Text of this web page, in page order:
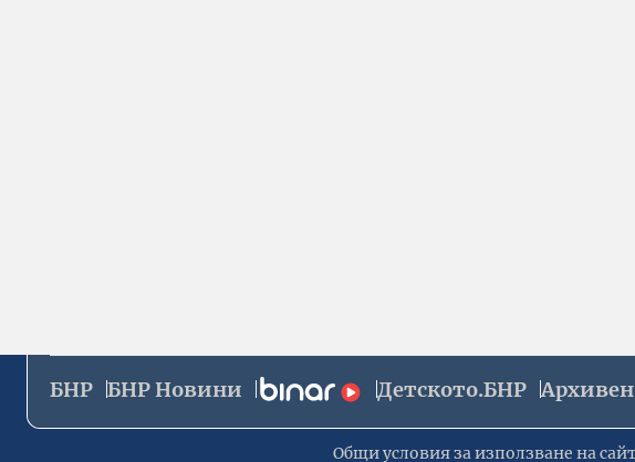
БНР БНР Новини Детското.БНР
Общи условия за използване на